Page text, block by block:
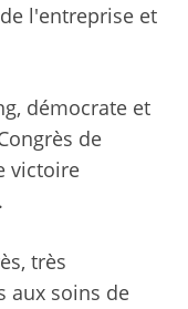
l'entreprise et
démocrate et
de
victoire
très
aux soins de